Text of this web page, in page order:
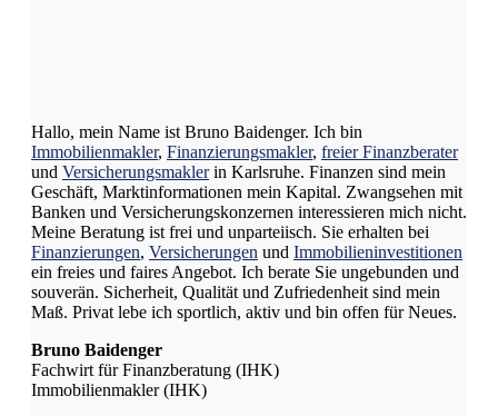
Hallo, mein Name ist Bruno Baidenger. Ich bin
Immobilienmakler, Finanzierungsmakler, freier Finanzberater
und Versicherungsmaklerin Karlsruhe. Finanzen sind mein
Geschäft, Marktinformationen mein Kapital. Zwangsehen mit
Banken und Versicherungskonzernen interessieren mich nicht.
Meine Beratung ist frei und unparteiisch. Sie erhalten bei
Finanzierungen, Versicherungen und Immobilieninvestitionen
ein freies und faires Angebot. Ich berate Sie ungebunden und
souverän. Sicherheit, Qualität und Zufriedenheit sind mein
Maß. Privat lebe ich sportlich, aktiv und bin offen für Neues.
Bruno Baidenger
Fachwirt für Finanzberatung (IHK)
Immobilienmakler (IHK)